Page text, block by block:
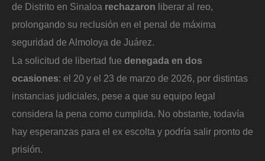
de Distrito en Sinaloa rechazaron liberar al reo,
prolongando su reclusión en el penal de máxima
seguridad de Almoloya de Juárez.
La solicitud de libertad fue denegada en dos
ocasiones: el 20 y el 23 de marzo de 2026, por distintas
instancias judiciales, pese a que su equipo legal
considera la pena como cumplida. No obstante, todavía
hay esperanzas para el ex escolta y podría salir pronto de
prisión.